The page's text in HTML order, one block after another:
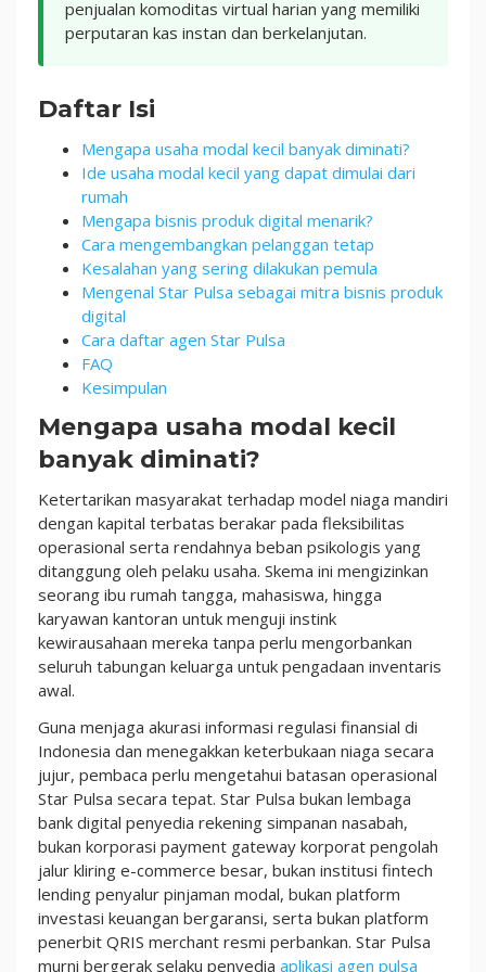
penjualan komoditas virtual harian yang memiliki
perputaran kas instan dan berkelanjutan.
Daftar Isi
Mengapa usaha modal kecil banyak diminati?
Ide usaha modal kecil yang dapat dimulai dari
rumah
Mengapa bisnis produk digital menarik?
Cara mengembangkan pelanggan tetap
Kesalahan yang sering dilakukan pemula
Mengenal Star Pulsa sebagai mitra bisnis produk
digital
Cara daftar agen Star Pulsa
FAQ
Kesimpulan
Mengapa usaha modal kecil
banyak diminati?
Ketertarikan masyarakat terhadap model niaga mandiri
dengan kapital terbatas berakar pada fleksibilitas
operasional serta rendahnya beban psikologis yang
ditanggung oleh pelaku usaha. Skema ini mengizinkan
seorang ibu rumah tangga, mahasiswa, hingga
karyawan kantoran untuk menguji instink
kewirausahaan mereka tanpa perlu mengorbankan
seluruh tabungan keluarga untuk pengadaan inventaris
awal.
Guna menjaga akurasi informasi regulasi finansial di
Indonesia dan menegakkan keterbukaan niaga secara
jujur, pembaca perlu mengetahui batasan operasional
Star Pulsa secara tepat. Star Pulsa bukan lembaga
bank digital penyedia rekening simpanan nasabah,
bukan korporasi payment gateway korporat pengolah
jalur kliring e-commerce besar, bukan institusi fintech
lending penyalur pinjaman modal, bukan platform
investasi keuangan bergaransi, serta bukan platform
penerbit QRIS merchant resmi perbankan. Star Pulsa
murni bergerak selaku penyedia aplikasi agen pulsa